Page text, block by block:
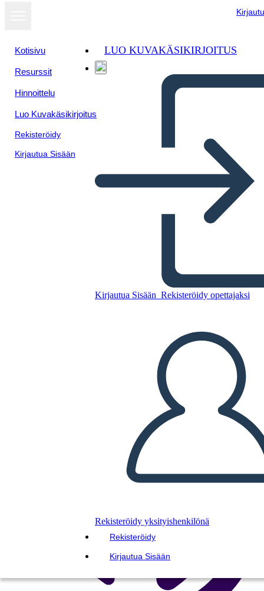
Kotisivu
Resurssit
Hinnoittelu
Luo Kuvakäsikirjoitus
Rekisteröidy
Kirjautua Sisään
LUO KUVAKÄSIKIRJOITUS
Kirjautua Sisään Rekisteröidy opettajaksi
Rekisteröidy yksityishenkilönä
Rekisteröidy
Kirjautua Sisään
Biografía del Jefe Joseph
TOISTA DIAESITYS
LUE MINULLE